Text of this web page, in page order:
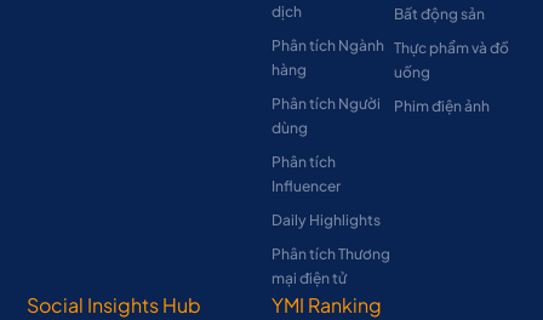
dịch
Phân tích Ngành
hàng
Phân tích Người
dùng
Phân tích
Influencer
Daily Highlights
Phân tích Thương
mại điện tử
Bất động sản
Thực phẩm và đồ
uống
Phim điện ảnh
Social Insights Hub YMI Ranking